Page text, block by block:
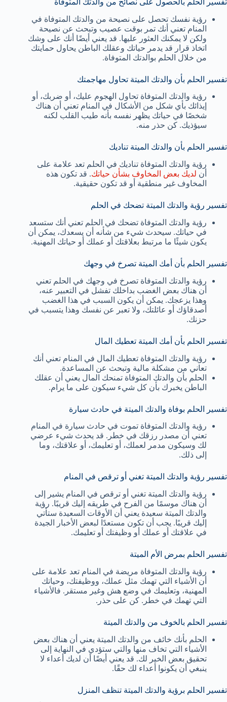
رؤية نفسك تحصل على نصيحة من والدتك المتوفاة في
المنام تعني أنك تمر بوقت عصيب وتبحث عن نصيحة
ولكن لا يمكنك العثور عليها. قد يعني أيضًا أنك على وشك
اتخاذ قرار قد يدمر حياتك وعقلك الباطن يحاول حمايتك
من خلال الحلم بوالدتك المتوفاة.
تفسير الحلم بأن والدتك الميتة تحاول مهاجمتك
رؤية والدتك المتوفاة تحاول الهجوم عليك، أو ضربك، أو
إيذائك بأي شكل من الأشكال في المنام تعني أن هناك
شخصًا في حياتك يظهر نفسه بأنه طيب القلب لكنه
سيؤذيك. كن حذر منه.
تفسير الحلم بأن والدتك الميتة تناديك
رؤية والدتك المتوفاة تناديك في الحلم تعد علامة على
أن لديك بعض المخاوف بشأن حياتك. قد تكون هذه
المخاوف غير منطقية أو قد تكون حقيقية.
تفسير رؤية والدتك الميتة تضحك في الحلم
رؤية والدتك المتوفاة تضحك في الحلم تعني أنك ستسعد
في حياتك. سيحدث شيء من شأنه أن يسعدك، يمكن أن
يكون شيئًا ما مرتبط بعلاقتك أو عملك أو حياتك المهنية.
تفسير الحلم بأن أمك الميتة تصرخ في وجهك
رؤية والدتك المتوفاة تصرخ في وجهك في الحلم تعني
أن هناك بعض الغضب بداخلك تفشل في التعبير عنه،
وهذا يزعجك. يمكن أن يكون السبب في هذا الغضب
أصدقاؤك أو عائلتك، ولا تعبر عن نفسك وهذا يتسبب في
حزنك.
تفسير الحلم بأن أمك الميتة تعطيك المال
رؤية والدتك المتوفاة تعطيك المال في المنام تعني أنك
تعاني من مشكلة مالية وتبحث عن المساعدة.
الحلم بأن والدتك المتوفاة تمنحك المال يعني أن عقلك
الباطن يخبرك بأن كل شيء سيكون على ما يرام.
تفسير الحلم بوفاة والدتك الميتة في حادث سيارة
رؤية والدتك المتوفاة تموت في حادث سيارة في المنام
تعني أن مصدر رزقك في خطر. قد يحدث شيء عرضي
لك وسيكون مدمر لعملك، أو تعليمك، أو علاقتك، وما
إلى ذلك.
تفسير رؤية والدتك الميتة تغني أو ترقص في المنام
رؤية والدتك الميتة تغني أو ترقص في المنام يشير إلى
أن هناك موسمًا من الفرح في طريقه إليك قريبًا. رؤية
والدتك الميتة سعيدة يعني أن الأوقات السعيدة ستأتي
إليك قريبًا. يجب أن تكون مستعدًا لبعض الأخبار الجيدة
في علاقتك أو عملك أو وظيفتك أو تعليمك.
تفسير الحلم بمرض الأم الميتة
رؤية والدتك المتوفاة مريضة في المنام تعد علامة على
أن الأشياء التي تهمك مثل عملك، ووظيفتك، وحياتك
المهنية، وتعليمك في وضع هش وغير مستقر. فالأشياء
التي تهمك في خطر. كن على حذر.
تفسير الحلم بالخوف من والدتك الميتة
الحلم بأنك خائف من والدتك الميتة يعني أن هناك بعض
الأشياء التي تخاف منها والتي ستؤدي في النهاية إلى
تحقيق بعض الخير لك. قد يعني أيضًا أن لديك أعداء لا
ينبغي أن يكونوا أعداء لك حقًا.
تفسير الحلم برؤية والدتك الميتة تنظف المنزل